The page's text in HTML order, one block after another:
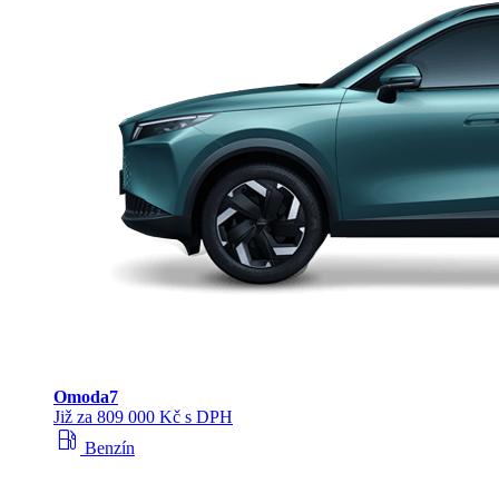
Omoda7
Již za 809 000 Kč s DPH
local_gas_station Benzín